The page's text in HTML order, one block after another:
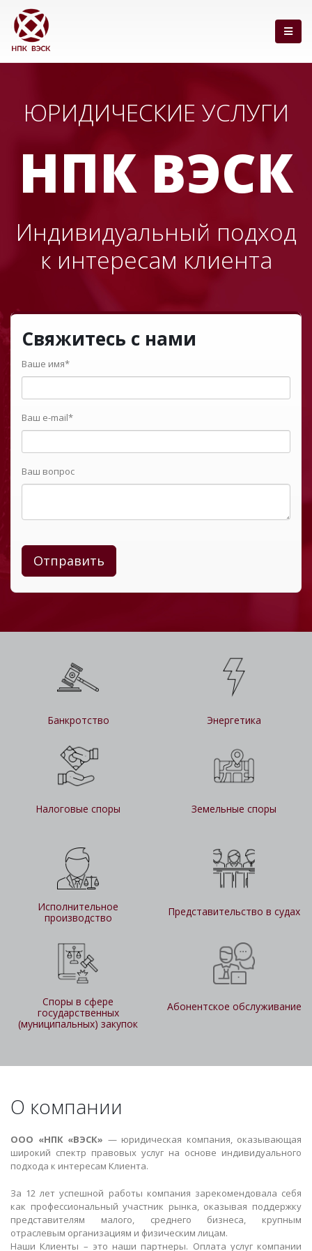
ЮРИДИЧЕСКИЕ УСЛУГИ
НПК ВЭСК
Индивидуальный подход
к интересам клиента
Свяжитесь с нами
Ваше имя*
Ваш e-mail*
Ваш вопрос
Банкротство Энергетика
Налоговые споры Земельные споры
Исполнительное
производство
Представительство в судах
Споры в сфере
государственных
(муниципальных) закупок
Абонентское обслуживание
О компании
ООО «НПК «ВЭСК» — юридическая компания, оказывающая
широкий спектр правовых услуг на основе индивидуального
подхода к интересам Клиента.
За 12 лет успешной работы компания зарекомендовала себя
как профессиональный участник рынка, оказывая поддержку
представителям малого, среднего бизнеса, крупным
отраслевым организациям и физическим лицам.
Наши Клиенты – это наши партнеры. Оплата услуг компании